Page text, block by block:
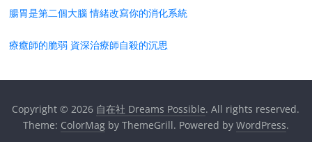
腸胃是第二個大腦 情緒改寫你的消化系統
療癒師的脆弱 資深治療師自殺的沉思
Copyright © 2026 自在社 Dreams Possible. All rights reserved.
Theme: ColorMagby ThemeGrill. Powered by WordPress.